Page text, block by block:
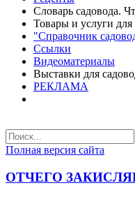
Словарь садовода.
Товары и услуги
"Справочник
Ссылки
Видеоматериалы
Выставки для
РЕКЛАМА
Полная версия сайта
ОТЧЕГО